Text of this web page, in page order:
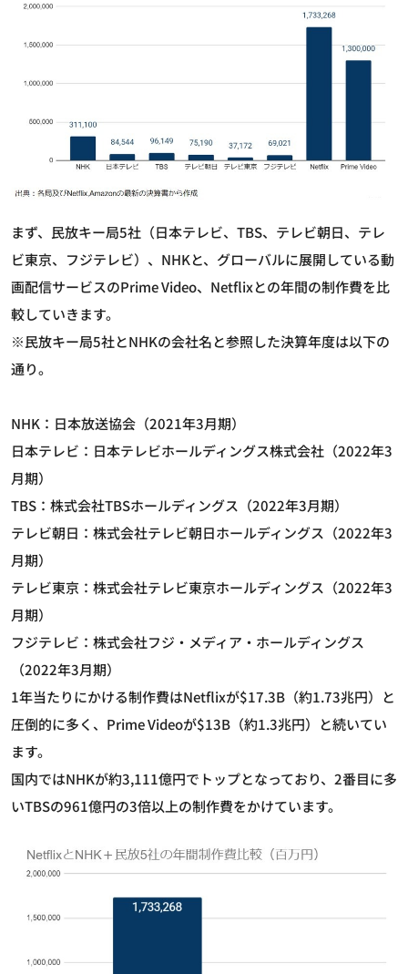
まず、民放キー局5社（日本テレビ、TBS、テレビ朝日、テレ
ビ東京、フジテレビ）、NHKと、グローバルに展開している動
画配信サービスのPrime Video、Netflixとの年間の制作費を比
較していきます。
※民放キー局5社とNHKの会社名と参照した決算年度は以下の
通り。
NHK：日本放送協会（2021年3月期）
日本テレビ：日本テレビホールディングス株式会社（2022年3
月期）
TBS：株式会社TBSホールディングス（2022年3月期）
テレビ朝日：株式会社テレビ朝日ホールディングス（2022年3
月期）
テレビ東京：株式会社テレビ東京ホールディングス（2022年3
月期）
フジテレビ：株式会社フジ・メディア・ホールディングス
（2022年3月期）
1年当たりにかける制作費はNetflixが$17.3B（約1.73兆円）と
圧倒的に多く、Prime Videoが$13B（約1.3兆円）と続いてい
ます。
国内ではNHKが約3,111億円でトップとなっており、2番目に多
いTBSの961億円の3倍以上の制作費をかけています。